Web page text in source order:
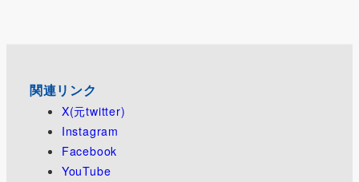
関連リンク
X(元twitter)
Instagram
Facebook
YouTube